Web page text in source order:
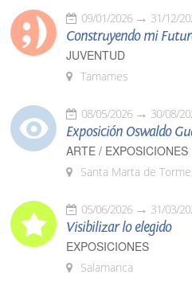
09/01/2026 31/12/
Construyendo mi
JUVENTUD
Tamames
08/05/2026 30/08/
Exposición Oswaldo
ARTE / EXPOSICIONES
Santa Marta de
05/06/2026 31/03/
Visibilizar lo elegido
EXPOSICIONES
Salamanca